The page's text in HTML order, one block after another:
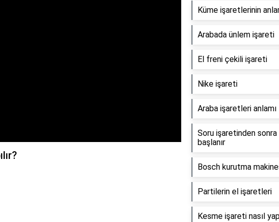
Küme işaretlerinin
Arabada ünlem işareti
El freni çekili işareti
Nike işareti
Araba işaretleri anlamı
Soru işaretinden
başlanır
Bosch kurutma
Partilerin el işaretleri
Kesme işareti nasıl